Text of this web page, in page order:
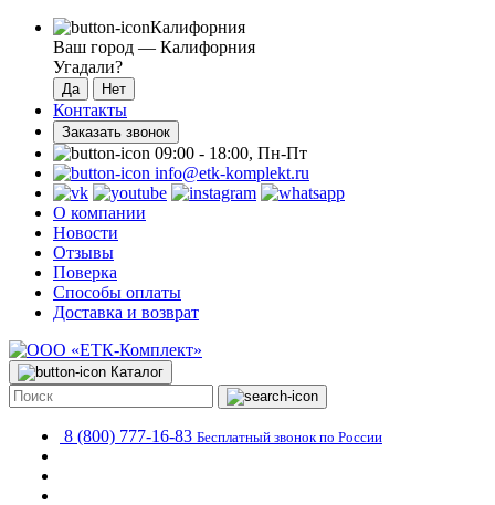
Калифорния
Ваш город — Калифорния
Угадали?
Контакты
Заказать звонок
09:00 - 18:00, Пн-Пт
info@etk-komplekt.ru
О компании
Новости
Отзывы
Поверка
Способы оплаты
Доставка и возврат
Каталог
8 (800) 777-16-83 Бесплатный звонок по России